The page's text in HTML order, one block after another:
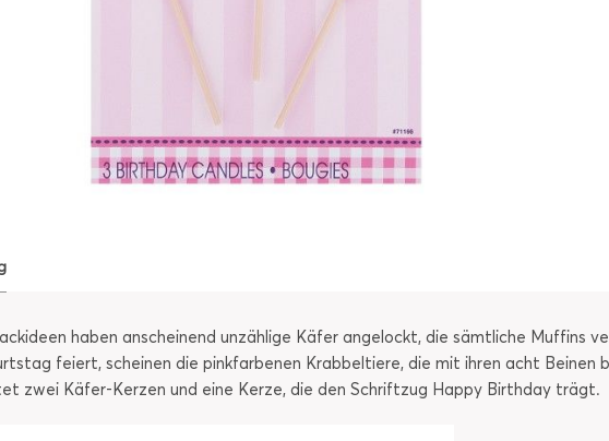
haben anscheinend unzählige Käfer angelockt, die sämtliche Muffins
feiert, scheinen die pinkfarbenen Krabbeltiere, die mit ihren acht Beinen
zwei Käfer-Kerzen und eine Kerze, die den Schriftzug Happy Birthday trägt.